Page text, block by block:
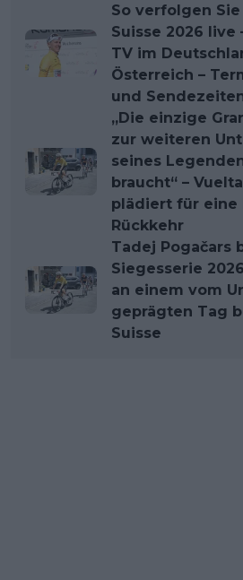
So verfolgen
Suisse 2026
TV im
Österreich –
und
„Die einzige
zur weiteren
seines
braucht“ –
plädiert für eine
Rückkehr
Tadej Pogačars
Siegesserie
an einem vom
geprägten Tag
Suisse